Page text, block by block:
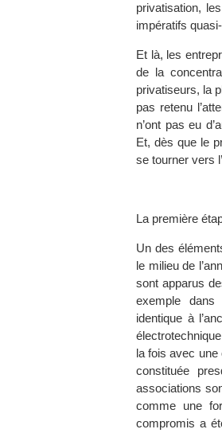
privatisation,
impératifs
Et là, les
de la
privatiseurs, la
pas retenu
n’ont pas eu
Et, dès que le
se tourner vers
La première
Un des
le milieu de
sont apparus
exemple dans
identique à
la fois avec une
constituée
associations
comme une
compromis a